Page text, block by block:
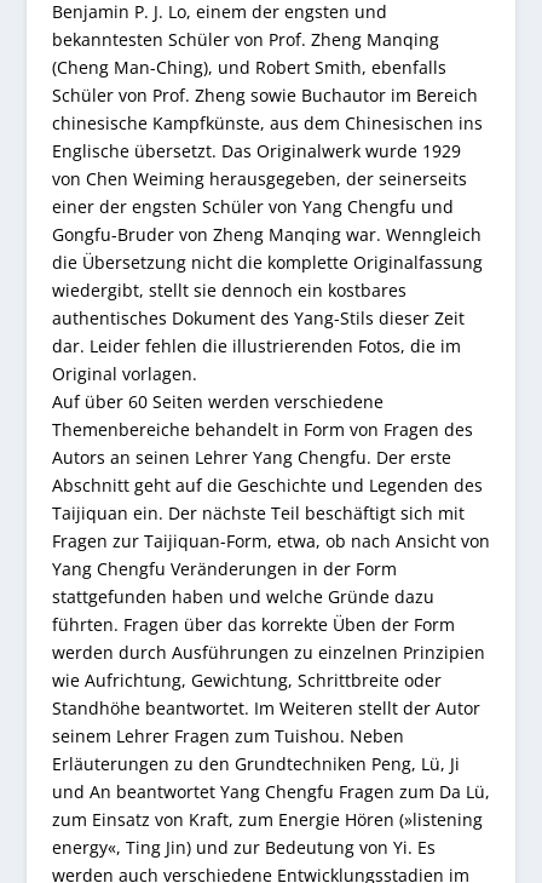
Benjamin P. J. Lo, einem der engsten und
bekanntesten Schüler von Prof. Zheng Manqing
(Cheng Man-Ching), und Robert Smith, ebenfalls
Schüler von Prof. Zheng sowie Buchautor im Bereich
chinesische Kampfkünste, aus dem Chinesischen ins
Englische übersetzt. Das Originalwerk wurde 1929
von Chen Weiming herausgegeben, der seinerseits
einer der engsten Schüler von Yang Chengfu und
Gongfu-Bruder von Zheng Manqing war. Wenngleich
die Übersetzung nicht die komplette Originalfassung
wiedergibt, stellt sie dennoch ein kostbares
authentisches Dokument des Yang-Stils dieser Zeit
dar. Leider fehlen die illustrierenden Fotos, die im
Original vorlagen.
Auf über 60 Seiten werden verschiedene
Themenbereiche behandelt in Form von Fragen des
Autors an seinen Lehrer Yang Chengfu. Der erste
Abschnitt geht auf die Geschichte und Legenden des
Taijiquan ein. Der nächste Teil beschäftigt sich mit
Fragen zur Taijiquan-Form, etwa, ob nach Ansicht von
Yang Chengfu Veränderungen in der Form
stattgefunden haben und welche Gründe dazu
führten. Fragen über das korrekte Üben der Form
werden durch Ausführungen zu einzelnen Prinzipien
wie Aufrichtung, Gewichtung, Schrittbreite oder
Standhöhe beantwortet. Im Weiteren stellt der Autor
seinem Lehrer Fragen zum Tuishou. Neben
Erläuterungen zu den Grundtechniken Peng, Lü, Ji
und An beantwortet Yang Chengfu Fragen zum Da Lü,
zum Einsatz von Kraft, zum Energie Hören (»listening
energy«, Ting Jin) und zur Bedeutung von Yi. Es
werden auch verschiedene Entwicklungsstadien im